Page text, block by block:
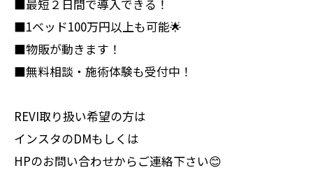
■最短２日間で導入できる！
■1ベッド100万円以上も可能🌟
■物販が動きます！
■無料相談・施術体験も受付中！
REVI取り扱い希望の方は
インスタのDMもしくは
HPのお問い合わせからご連絡下さい😊